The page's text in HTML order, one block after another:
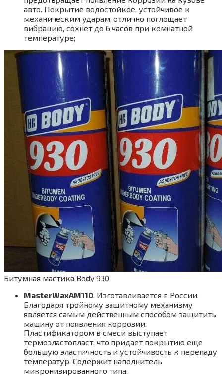
авто. Покрытие водостойкое, устойчивое к
механическим ударам, отлично поглощает
вибрацию, сохнет до 6 часов при комнатной
температуре;
Битумная мастика Body 930
MasterWaxAM110. Изготавливается в России.
Благодаря тройному защитному механизму
является самым действенным способом защитить
машину от появления коррозии.
Пластификатором в смеси выступает
термоэластопласт, что придает покрытию еще
большую эластичность и устойчивость к перепаду
температур. Содержит наполнитель
микронизированного типа.